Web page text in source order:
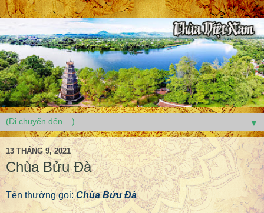
▼
13 THÁNG 9, 2021
Chùa Bửu Đà
Tên thường gọi:Chùa Bửu Đà